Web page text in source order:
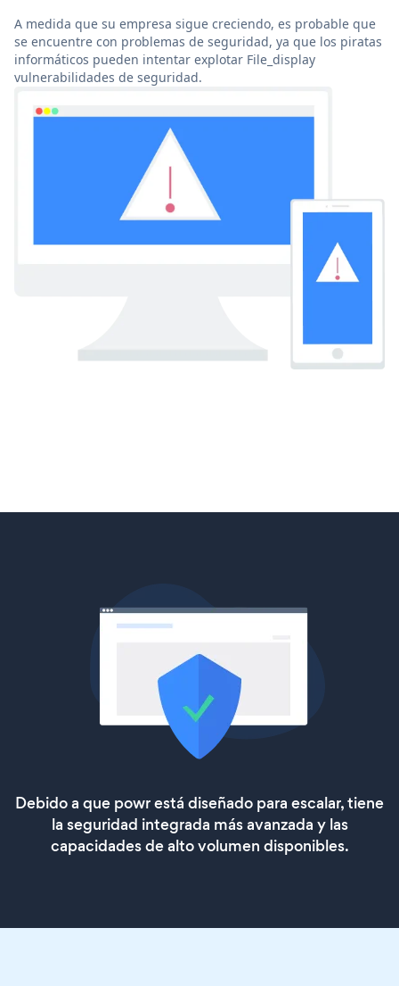
A medida que su empresa sigue creciendo, es probable que
se encuentre con problemas de seguridad, ya que los piratas
informáticos pueden intentar explotar File_display
vulnerabilidades de seguridad.
Debido a que powr está diseñado para escalar, tiene
la seguridad integrada más avanzada y las
capacidades de alto volumen disponibles.